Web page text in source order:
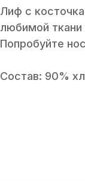
Лиф с
любимой ткани
Попробуйте
Состав: 90%